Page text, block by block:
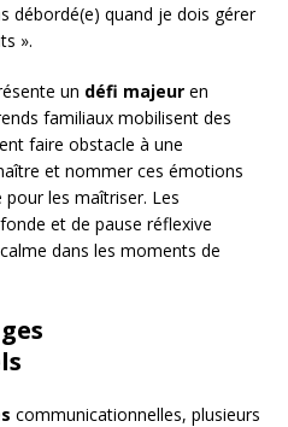
débordé(e) quand je dois gérer
».
un défi majeur en
familiaux mobilisent des
faire obstacle à une
et nommer ces émotions
les maîtriser. Les
et de pause réflexive
dans les moments de
communicationnelles, plusieurs